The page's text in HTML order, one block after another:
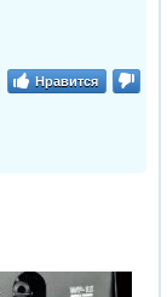
Нравится